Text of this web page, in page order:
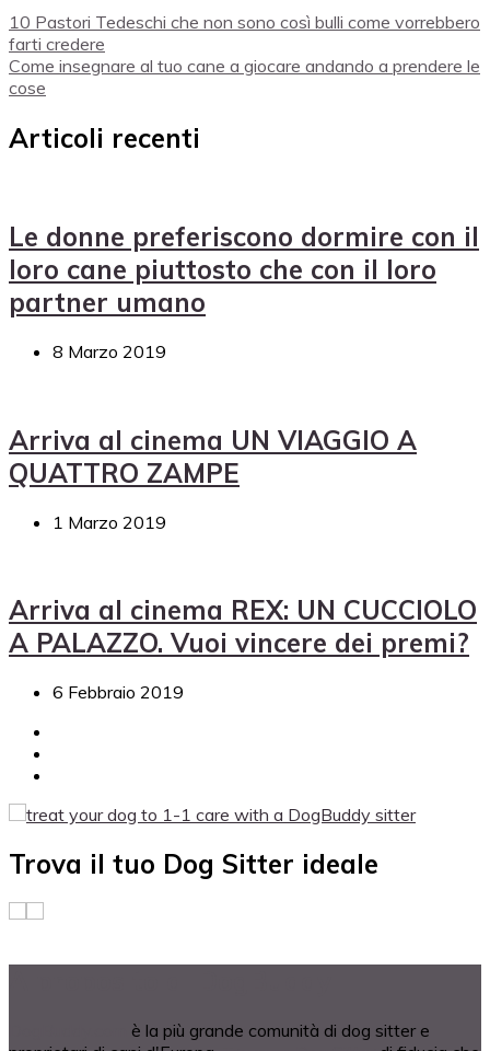
10 Pastori Tedeschi che non sono così bulli come vorrebbero
farti credere
Come insegnare al tuo cane a giocare andando a prendere le
cose
Articoli recenti
Le donne preferiscono dormire con il
loro cane piuttosto che con il loro
partner umano
8 Marzo 2019
Arriva al cinema UN VIAGGIO A
QUATTRO ZAMPE
1 Marzo 2019
Arriva al cinema REX: UN CUCCIOLO
A PALAZZO. Vuoi vincere dei premi?
6 Febbraio 2019
Trova il tuo Dog Sitter ideale
è la più grande comunità di dog sitter e